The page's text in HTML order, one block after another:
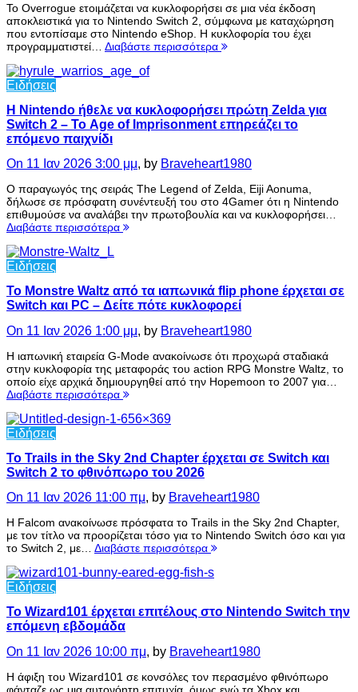
Το Overrogue ετοιμάζεται να κυκλοφορήσει σε μια νέα έκδοση
αποκλειστικά για το Nintendo Switch 2, σύμφωνα με καταχώρηση
που εντοπίσαμε στο Nintendo eShop. Η κυκλοφορία του έχει
προγραμματιστεί… Διαβάστε περισσότερα
Ειδήσεις
Η Nintendo ήθελε να κυκλοφορήσει πρώτη Zelda για
Switch 2 – Το Age of Imprisonment επηρεάζει το
επόμενο παιχνίδι
On 11 Ιαν 2026 3:00 μμ, by Braveheart1980
Ο παραγωγός της σειράς The Legend of Zelda, Eiji Aonuma,
δήλωσε σε πρόσφατη συνέντευξή του στο 4Gamer ότι η Nintendo
επιθυμούσε να αναλάβει την πρωτοβουλία και να κυκλοφορήσει…
Διαβάστε περισσότερα
Ειδήσεις
Το Monstre Waltz από τα ιαπωνικά flip phone έρχεται σε
Switch και PC – Δείτε πότε κυκλοφορεί
On 11 Ιαν 2026 1:00 μμ, by Braveheart1980
Η ιαπωνική εταιρεία G-Mode ανακοίνωσε ότι προχωρά σταδιακά
στην κυκλοφορία της μεταφοράς του action RPG Monstre Waltz, το
οποίο είχε αρχικά δημιουργηθεί από την Hopemoon το 2007 για…
Διαβάστε περισσότερα
Ειδήσεις
Το Trails in the Sky 2nd Chapter έρχεται σε Switch και
Switch 2 το φθινόπωρο του 2026
On 11 Ιαν 2026 11:00 πμ, by Braveheart1980
Η Falcom ανακοίνωσε πρόσφατα το Trails in the Sky 2nd Chapter,
με τον τίτλο να προορίζεται τόσο για το Nintendo Switch όσο και για
το Switch 2, με… Διαβάστε περισσότερα
Ειδήσεις
Το Wizard101 έρχεται επιτέλους στο Nintendo Switch την
επόμενη εβδομάδα
On 11 Ιαν 2026 10:00 πμ, by Braveheart1980
Η άφιξη του Wizard101 σε κονσόλες τον περασμένο φθινόπωρο
φάνταζε ως μια αυτονόητη επιτυχία, όμως ενώ τα Xbox και